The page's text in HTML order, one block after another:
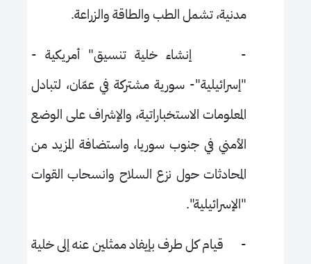
مدنية، تشمل الطب والطاقة والزراعة.
-إنشاء خلية تنسيق" أمريكية -
"إسرائيلية"- سورية مشتركة في عمّان، لتبادل
المعلومات الاستخباراتية، والإشراف على الوضع
الأمني في جنوب سوريا، واستضافة المزيد من
المحادثات حول نزع السلاح وانسحاب القوات
"الإسرائيلية".
- قيام كل طرف بإيفاد ممثلين عنه إلى خلية